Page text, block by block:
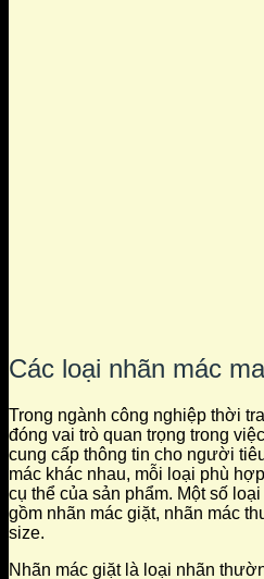
Các loại nhãn mác
Trong ngành công nghiệp thời
đóng vai trò quan trọng trong
cung cấp thông tin cho người
mác khác nhau, mỗi loại phù
cụ thể của sản phẩm. Một số
gồm nhãn mác giặt, nhãn mác
size.
Nhãn mác giặt là loại nhãn